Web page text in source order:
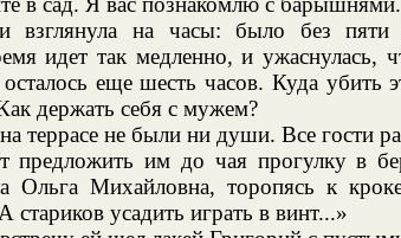
взглянула на часы: было без
идет так медленно, и ужаснулась,
осталось еще шесть часов. Куда убить
держать себя с мужем?
террасе не были ни души. Все гости
предложить им до чая прогулку в
Ольга Михайловна, торопясь к
усадить играть в винт...»